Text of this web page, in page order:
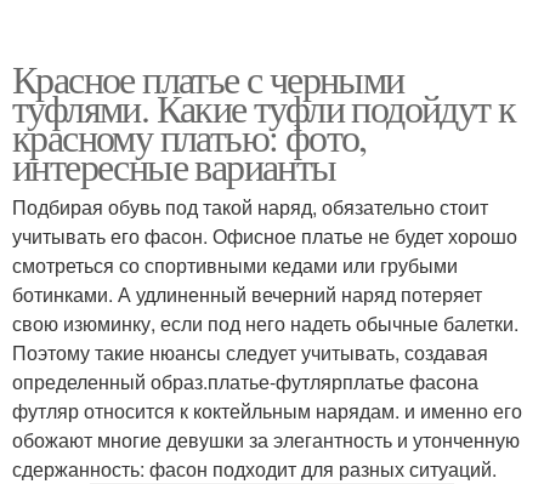
Красное платье с черными
туфлями. Какие туфли подойдут к
красному платью: фото,
интересные варианты
Подбирая обувь под такой наряд, обязательно стоит
учитывать его фасон. Офисное платье не будет хорошо
смотреться со спортивными кедами или грубыми
ботинками. А удлиненный вечерний наряд потеряет
свою изюминку, если под него надеть обычные балетки.
Поэтому такие нюансы следует учитывать, создавая
определенный образ.платье-футлярплатье фасона
футляр относится к коктейльным нарядам. и именно его
обожают многие девушки за элегантность и утонченную
сдержанность: фасон подходит для разных ситуаций.